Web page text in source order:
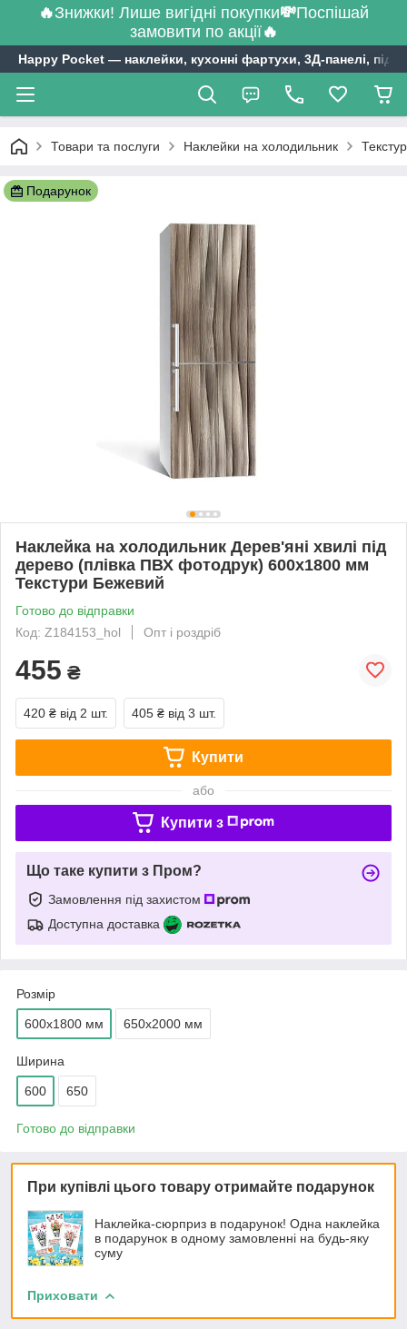
🔥Знижки! Лише вигідні покупки💸Поспішай
замовити по акції🔥
Happy Pocket ― наклейки, кухонні фартухи, 3Д-панелі,
Товари та послуги Наклейки на холодильник
Подарунок
Наклейка на холодильник Дерев'яні хвилі під
дерево (плівка ПВХ фотодрук) 600х1800 мм
Текстури Бежевий
Готово до відправки
Код: Z184153_hol
Опт і роздріб
455 ₴
420 ₴ від 2 шт. 405 ₴ від 3 шт.
Купити
або
Купити з
Що таке купити з Пром?
Замовлення під захистом
Доступна доставка
Розмір
600х1800 мм 650х2000 мм
Ширина
600 650
Готово до відправки
При купівлі цього товару отримайте подарунок
Наклейка-сюрприз в подарунок! Одна наклейка
в подарунок в одному замовленні на будь-яку
суму
Приховати